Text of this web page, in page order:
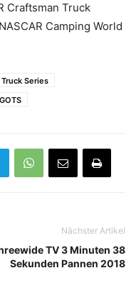
Craftsman Truck
Camping World
Series
Nächster Artikel
TV 3 Minuten 38
Sekunden Pannen 2018